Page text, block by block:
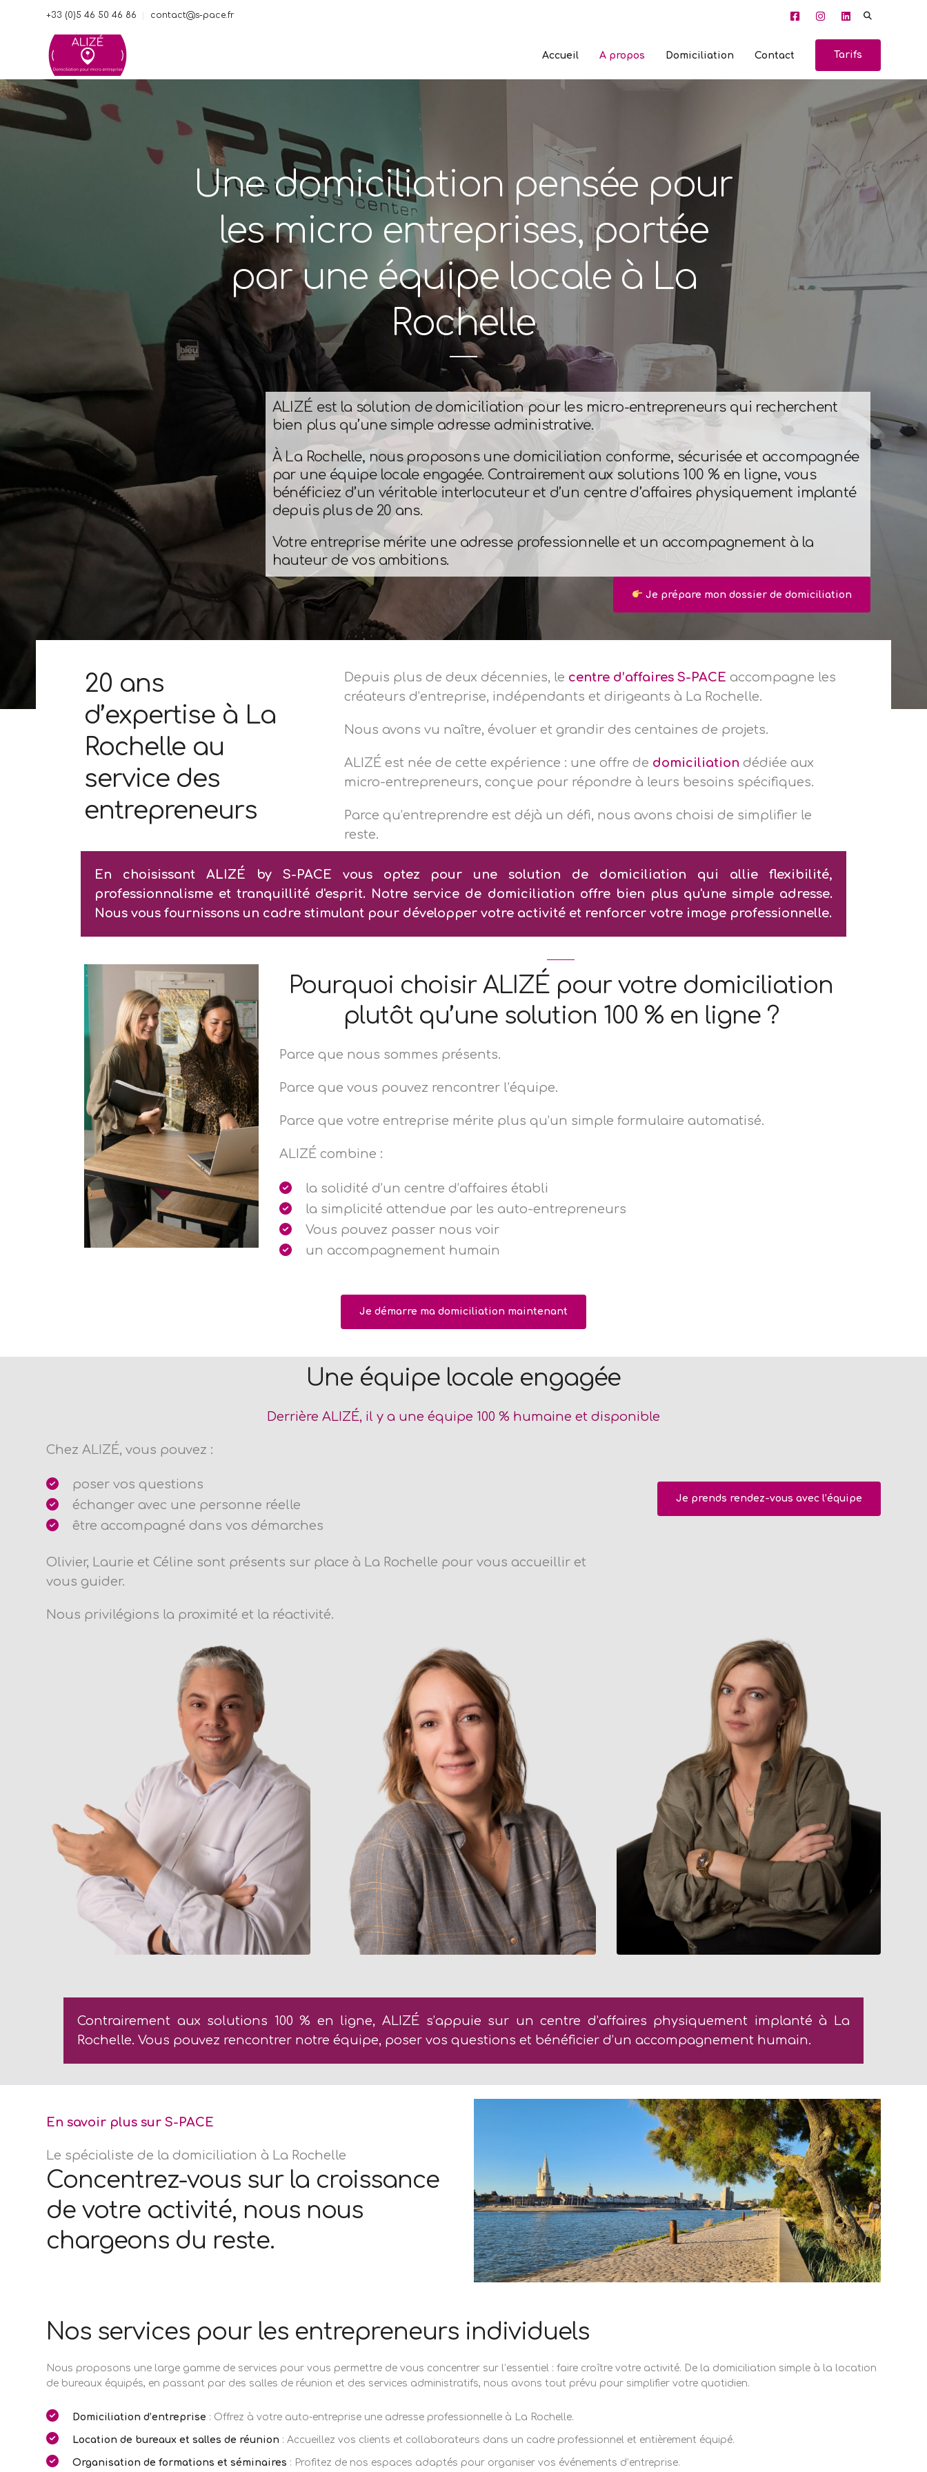
Search
for:
+33 (0)5 46 50 46 86 contact@s-pace.fr
Accueil A propos Domiciliation Contact Tarifs
Une domiciliation pensée pour
les micro entreprises, portée
par une équipe locale à La
Rochelle
ALIZÉ est la solution de domiciliation pour les micro-entrepreneurs qui recherchent
bien plus qu’une simple adresse administrative.
À La Rochelle, nous proposons une domiciliation conforme, sécurisée et accompagnée
par une équipe locale engagée. Contrairement aux solutions 100 % en ligne, vous
bénéficiez d’un véritable interlocuteur et d’un centre d’affaires physiquement implanté
depuis plus de 20 ans.
Votre entreprise mérite une adresse professionnelle et un accompagnement à la
hauteur de vos ambitions.
Je prépare mon dossier de domiciliation
20 ans
d’expertise à La
Rochelle au
service des
entrepreneurs
Depuis plus de deux décennies, le centre d’affaires S-PACE accompagne les
créateurs d’entreprise, indépendants et dirigeants à La Rochelle.
Nous avons vu naître, évoluer et grandir des centaines de projets.
ALIZÉ est née de cette expérience : une offre de domiciliation dédiée aux
micro-entrepreneurs, conçue pour répondre à leurs besoins spécifiques.
Parce qu’entreprendre est déjà un défi, nous avons choisi de simplifier le
reste.
En choisissant ALIZÉ by S-PACE vous optez pour une solution de domiciliation qui allie flexibilité,
professionnalisme et tranquillité d'esprit. Notre service de domiciliation offre bien plus qu'une simple adresse.
Nous vous fournissons un cadre stimulant pour développer votre activité et renforcer votre image professionnelle.
Pourquoi choisir ALIZÉ pour votre domiciliation
plutôt qu’une solution 100 % en ligne ?
Parce que nous sommes présents.
Parce que vous pouvez rencontrer l’équipe.
Parce que votre entreprise mérite plus qu’un simple formulaire automatisé.
ALIZÉ combine :
la solidité d’un centre d’affaires établi
la simplicité attendue par les auto-entrepreneurs
Vous pouvez passer nous voir
un accompagnement humain
Je démarre ma domiciliation maintenant
Une équipe locale engagée
Derrière ALIZÉ, il y a une équipe 100 % humaine et disponible
Chez ALIZÉ, vous pouvez :
poser vos questions
échanger avec une personne réelle
être accompagné dans vos démarches
Olivier, Laurie et Céline sont présents sur place à La Rochelle pour vous accueillir et
vous guider.
Nous privilégions la proximité et la réactivité.
Je prends rendez-vous avec l’équipe
Tél : 05 46 50 46 86
Tél : 05 46 50 46 86
contact@s-pace.fr
Contrairement aux solutions 100 % en ligne, ALIZÉ s’appuie sur un centre d’affaires physiquement implanté à La
Rochelle. Vous pouvez rencontrer notre équipe, poser vos questions et bénéficier d’un accompagnement humain.
En savoir plus sur S-PACE
Le spécialiste de la domiciliation à La Rochelle
Concentrez-vous sur la croissance
de votre activité, nous nous
chargeons du reste.
Nos services pour les entrepreneurs individuels
Nous proposons une large gamme de services pour vous permettre de vous concentrer sur l’essentiel : faire croître votre activité. De la domiciliation simple à la location
de bureaux équipés, en passant par des salles de réunion et des services administratifs, nous avons tout prévu pour simplifier votre quotidien.
Domiciliation d’entreprise : Offrez à votre auto-entreprise une adresse professionnelle à La Rochelle.
Location de bureaux et salles de réunion : Accueillez vos clients et collaborateurs dans un cadre professionnel et entièrement équipé.
Organisation de formations et séminaires : Profitez de nos espaces adaptés pour organiser vos événements d’entreprise.